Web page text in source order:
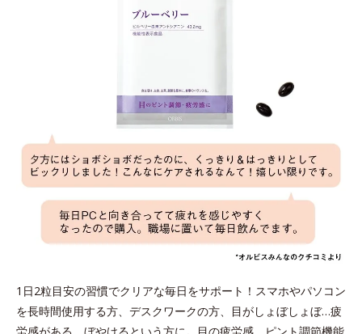
1日2粒目安の習慣でクリアな毎日をサポート！スマホやパソコン
を長時間使用する方、デスクワークの方、目がしょぼしょぼ…疲